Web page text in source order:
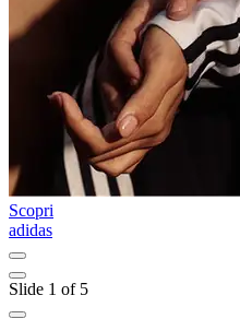
Scopri
adidas
Slide 1 of 5